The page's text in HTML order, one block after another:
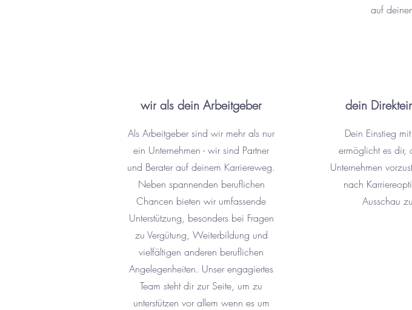
auf
wir als dein Arbeitgeber
Als Arbeitgeber sind wir mehr als nur
ein Unternehmen - wir sind Partner
und Berater auf deinem Karriereweg.
Neben spannenden beruflichen
Chancen bieten wir umfassende
Unterstützung, besonders bei Fragen
zu Vergütung, Weiterbildung und
vielfältigen anderen beruflichen
Angelegenheiten. Unser engagiertes
Team steht dir zur Seite, um zu
unterstützen vor allem wenn es um
dein
Dein Einstieg
ermöglicht es dir,
Unternehmen
nach
Ausschau